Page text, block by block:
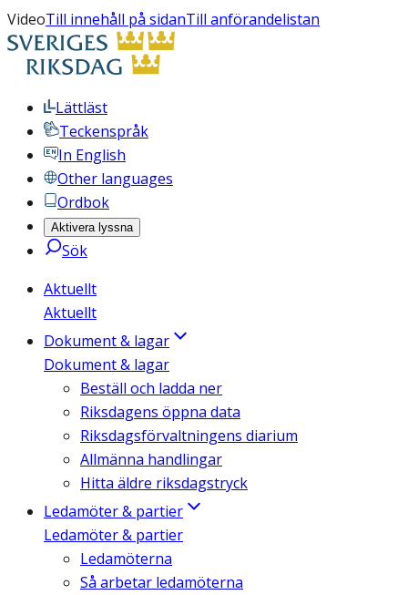
VideoTill innehåll på sidanTill anförandelistan
Lättläst
Teckenspråk
In English
Other languages
Ordbok
Aktivera lyssna
Sök
Aktuellt
Aktuellt
Dokument & lagar
Dokument & lagar
Beställ och ladda ner
Riksdagens öppna data
Riksdagsförvaltningens diarium
Allmänna handlingar
Hitta äldre riksdagstryck
Ledamöter & partier
Ledamöter & partier
Ledamöterna
Så arbetar ledamöterna